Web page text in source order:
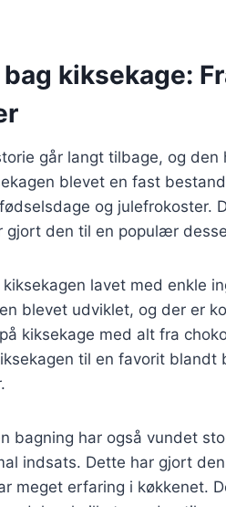
kiksekage:
går langt tilbage, og
blevet en fast
og julefrokoster.
gjort den til en populær
lavet med enkle
blevet udviklet, og der er
kiksekage med alt fra
til en favorit blandt
bagning har også vundet
indsats. Dette har gjort
meget erfaring i køkkenet.